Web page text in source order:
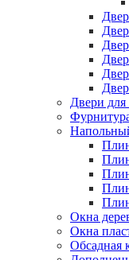
Двери
Окна
Окна
Обсадная